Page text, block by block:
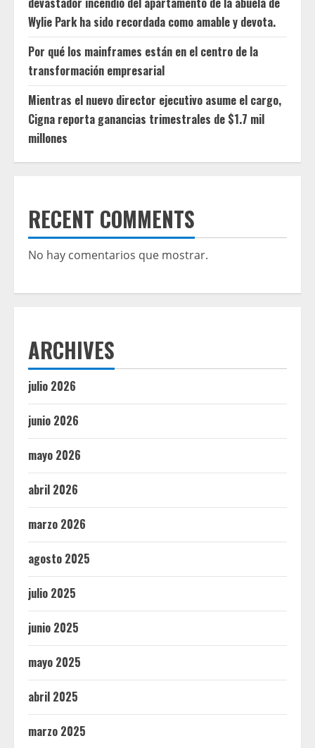
Wylie Park ha sido recordada como amable y devota.
Por qué los mainframes están en el centro de la
transformación empresarial
Mientras el nuevo director ejecutivo asume el cargo,
Cigna reporta ganancias trimestrales de $1.7 mil
millones
RECENT COMMENTS
No hay comentarios que mostrar.
ARCHIVES
julio 2026
junio 2026
mayo 2026
abril 2026
marzo 2026
agosto 2025
julio 2025
junio 2025
mayo 2025
abril 2025
marzo 2025